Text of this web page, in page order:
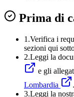
Prima di
1.Verifica i
sezioni qui
2.Leggi la
e gli
Lombardia
.
3.Leggi la